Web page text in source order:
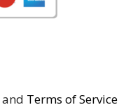
and Terms of Service